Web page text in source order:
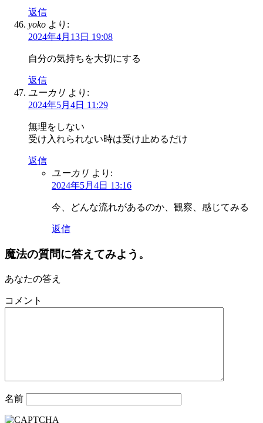
返信
yoko より:
2024年4月13日 19:08
自分の気持ちを大切にする
返信
ユーカリ より:
2024年5月4日 11:29
無理をしない
受け入れられない時は受け止めるだけ
返信
ユーカリ より:
2024年5月4日 13:16
今、どんな流れがあるのか、観察、感じてみる
返信
魔法の質問に答えてみよう。
あなたの答え
コメント
名前